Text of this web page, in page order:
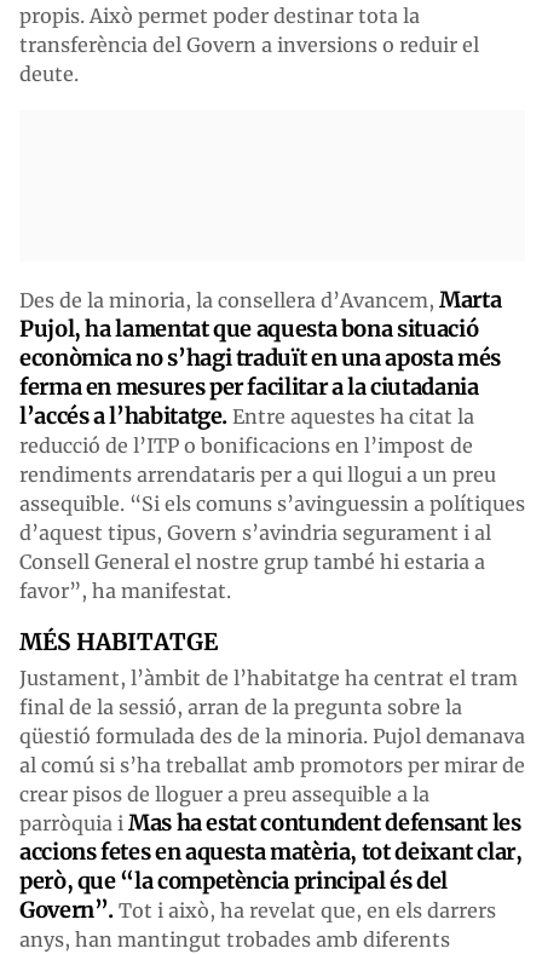
propis. Això permet poder destinar tota la
transferència del Govern a inversions o reduir el
deute.
Des de la minoria, la consellera d’Avancem, Marta
Pujol, ha lamentat que aquesta bona situació
econòmica no s’hagi traduït en una aposta més
ferma en mesures per facilitar a la ciutadania
l’accés a l’habitatge. Entre aquestes ha citat la
reducció de l’ITP o bonificacions en l’impost de
rendiments arrendataris per a qui llogui a un preu
assequible. “Si els comuns s’avinguessin a polítiques
d’aquest tipus, Govern s’avindria segurament i al
Consell General el nostre grup també hi estaria a
favor”, ha manifestat.
MÉS HABITATGE
Justament, l’àmbit de l’habitatge ha centrat el tram
final de la sessió, arran de la pregunta sobre la
qüestió formulada des de la minoria. Pujol demanava
al comú si s’ha treballat amb promotors per mirar de
crear pisos de lloguer a preu assequible a la
parròquia i Mas ha estat contundent defensant les
accions fetes en aquesta matèria, tot deixant clar,
però, que “la competència principal és del
Govern”. Tot i això, ha revelat que, en els darrers
anys, han mantingut trobades amb diferents